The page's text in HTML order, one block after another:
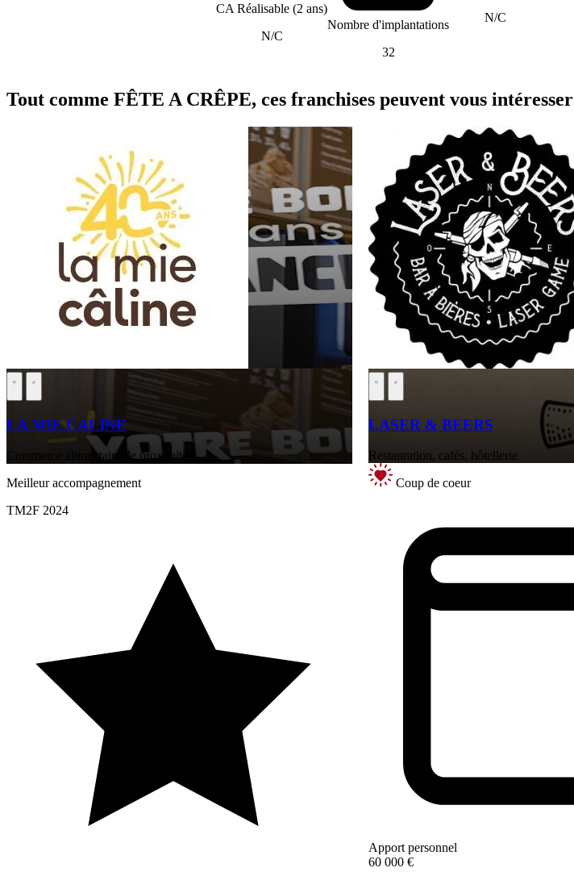
CA Réalisable (2 ans)
N/C
Nombre d'implantations
32
N/C
Tout comme FÊTE A CRÊPE, ces franchises peuvent vous intéresser
LA MIE CALINE
Commerce alimentaire de proximité
Meilleur accompagnement
TM2F 2024
LASER & BEERS
Restauration, cafés, hôtellerie
Coup de coeur
Apport personnel
60 000 €